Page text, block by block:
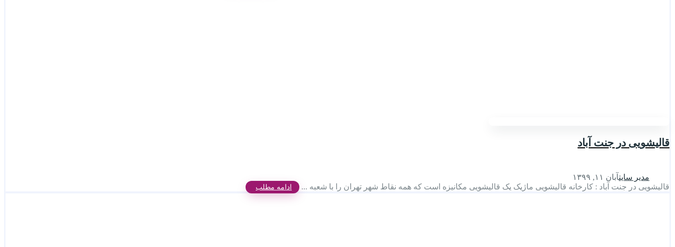
قالیشویی در جنت آباد
مدیر سایتآبان ۱۱, ۱۳۹۹
قالیشویی در جنت آباد : کارخانه قالیشویی ماژیک یک قالیشویی مکانیزه است که همه نقاط شهر تهران را با شعبه ...
ادامه مطلب